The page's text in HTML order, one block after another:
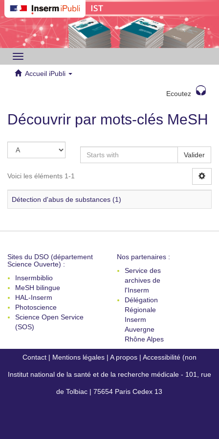
Toggle
navigation
Accueil iPubli
Ecoutez
Découvrir par mots-clés MeSH
Valider
Voici les éléments 1-1
Détection d'abus de substances (1)
Sites du DSO (département
Science Ouverte) :
Insermbiblio
MeSH bilingue
HAL-Inserm
Photoscience
Science Open Service
(SOS)
Nos partenaires :
Service des
archives de
l'Inserm
Délégation
Régionale
Inserm
Auvergne
Rhône Alpes
Contact | Mentions légales | A propos | Accessibilité (non
conforme)
Institut national de la santé et de la recherche médicale - 101, rue
de Tolbiac | 75654 Paris Cedex 13